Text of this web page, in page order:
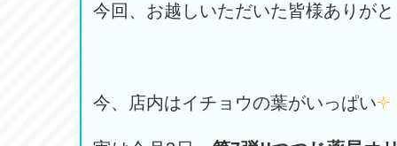
今回、お越しいただいた皆様ありが
今、店内はイチョウの葉がいっぱい